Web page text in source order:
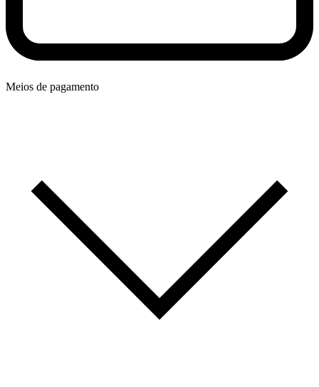
Meios de pagamento